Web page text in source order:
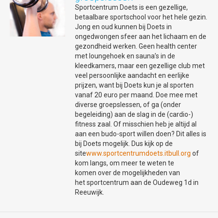
Schoonhoven, de stad van de
zilversmeden, waar je o.a. het
zilvermuseum kunt bezoeken.
Je begint de route in het centrum van
Gouda, en fietst via Goverwelle naar
Haastrecht.
Op de kruising bij Haastrecht sla je rechtsaf
richting de Vlist.
Je fietst heel wat kilometers door, tot je bij
een afslag komt, ter hoogte van Café De
Vlist.
Hier ga je rechtdoor om de Bonnepas
richting Schoonhoven te volgen.
Je komt nu door het centrum van
Schoonhoven, waar je rechtdoor blijft
fietsen tot je uitkomt bij de Lek.
Hier sla je rechtsaf om over de Hogedijk
naar Ammerstol te fietsen.
Bij Ammerstol sla je rechtsaf, waarna je na
een paar minuten fietsen linksaf slaat de
voeren oefeningen uit die ervoor zorgen
dat de spieren op latere leeftijd niet
afzwakken, maar goed blijven
functioneren bij het uitoefenen van
dagelijkse handelingen.
Wanneer er mensen met beperkingen zijn
in de groep, werken deze personen op hun
eigen niveau. Voor vele senioren is het
motiverend dat ze in groep kunnen
bewegen. Vooral het sociale aspect speelt
hier een enorme rol.
Blijf bewegen en wordt met vreugde en
plezier een dagje ouder.
Geïnteresseerd? Bel of mail dan naar
Rayer Healthcare Goudaof ga even langs
bij het centrum.
Voor meer informatie:
Sportcentrum Doets is een gezellige,
betaalbare sportschool voor het hele gezin.
Jong en oud kunnen bij Doets in
ongedwongen sfeer aan het lichaam en de
gezondheid werken. Geen health center
met loungehoek en sauna’s in de
kleedkamers, maar een gezellige club met
veel persoonlijke aandacht en eerlijke
prijzen, want bij Doets kun je al sporten
vanaf 20 euro per maand. Doe mee met
diverse groepslessen, of ga (onder
begeleiding) aan de slag in de (cardio-)
fitness zaal. Of misschien heb je altijd al
aan een budo-sport willen doen? Dit alles is
bij Doets mogelijk. Dus kijk op de
sitewww.sportcentrumdoets.itbull.org of
kom langs, om meer te weten te
komen over de mogelijkheden van
het sportcentrum aan de Oudeweg 1d in
Reeuwijk.